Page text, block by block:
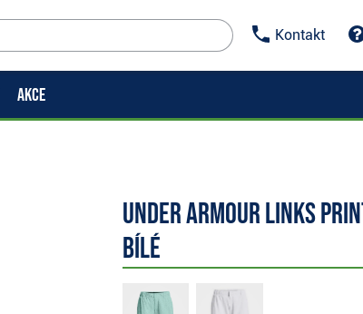
Kontakt
AKCE
Under Armour Links
bílé